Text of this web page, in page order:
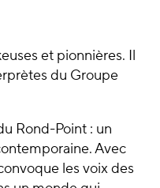
et pionnières. Il
du Groupe
Rond-Point : un
Avec
les voix des